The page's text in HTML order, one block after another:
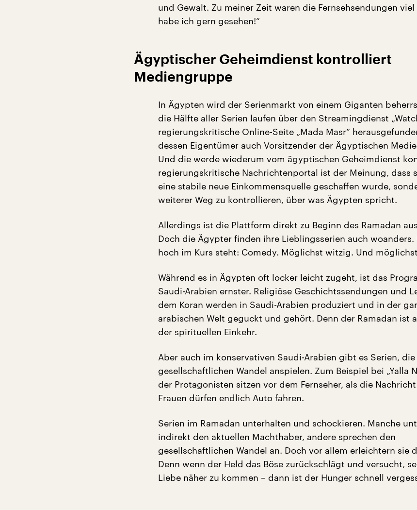
und Gewalt. Zu meiner Zeit waren die Fernsehsendungen viel
habe ich gern gesehen!“
Ägyptischer Geheimdienst kontrolliert
Mediengruppe
In Ägypten wird der Serienmarkt von einem Giganten
die Hälfte aller Serien laufen über den Streamingdienst
regierungskritische Online-Seite „Mada Masr“
dessen Eigentümer auch Vorsitzender der Ägyptischen
Und die werde wiederum vom ägyptischen Geheimdienst
regierungskritische Nachrichtenportal ist der Meinung, dass
eine stabile neue Einkommensquelle geschaffen wurde,
weiterer Weg zu kontrollieren, über was Ägypten spricht.
Allerdings ist die Plattform direkt zu Beginn des Ramadan
Doch die Ägypter finden ihre Lieblingsserien auch woanders.
hoch im Kurs steht: Comedy. Möglichst witzig. Und
Während es in Ägypten oft locker leicht zugeht, ist das
Saudi-Arabien ernster. Religiöse Geschichtssendungen und
dem Koran werden in Saudi-Arabien produziert und in der
arabischen Welt geguckt und gehört. Denn der Ramadan ist
der spirituellen Einkehr.
Aber auch im konservativen Saudi-Arabien gibt es Serien,
gesellschaftlichen Wandel anspielen. Zum Beispiel bei „Yalla
der Protagonisten sitzen vor dem Fernseher, als die
Frauen dürfen endlich Auto fahren.
Serien im Ramadan unterhalten und schockieren. Manche
indirekt den aktuellen Machthaber, andere sprechen den
gesellschaftlichen Wandel an. Doch vor allem erleichtern sie
Denn wenn der Held das Böse zurückschlägt und versucht,
Liebe näher zu kommen – dann ist der Hunger schnell